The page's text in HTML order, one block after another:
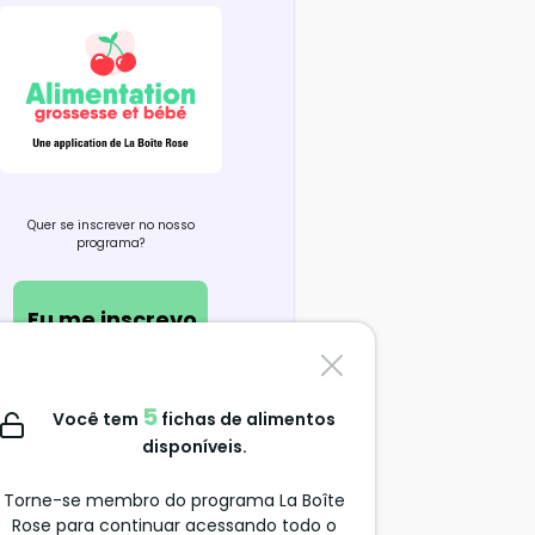
Quer se inscrever no nosso
programa?
Eu me inscrevo
Contate-nos
support@alimentation-
Você tem 5 fichas de alimentos
disponíveis.
Torne-se membro do programa La Boîte
Rose para continuar acessando todo o